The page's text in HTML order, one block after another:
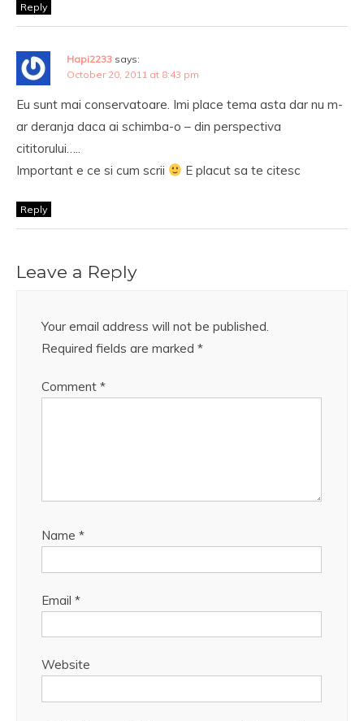
Reply
Hapi2233 says:
October 20, 2011 at 8:43 pm
Eu sunt mai conservatoare. Imi place tema asta dar nu m-
ar deranja daca ai schimba-o – din perspectiva
cititorului…..
Important e ce si cum scrii
E placut sa te citesc
Reply
Leave a Reply
Your email address will not be published.
Required fields are marked *
Comment *
Name *
Email *
Website